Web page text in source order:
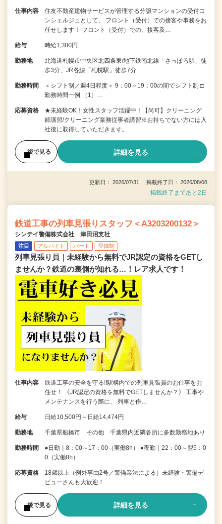
仕事内容
住友不動産建物サービスが管理する分譲マンションの受付コ
ンシェルジュとして、 フロント（受付）での接客や事務をお
任せします！ フロント（受付）での、接客及…
給与 時給1,300円
勤務地
北海道札幌市中央区北四条東/地下鉄南北線「さっぽろ駅」徒
歩3分、JR各線「札幌駅」徒歩7分
勤務時間
＜シフト制／週4日程度＞ 9：00～19：00の間でシフト制 □
勤務時間一例 （1）…
応募資格
★未経験OK！女性スタッフ活躍中！【尚可】クリーニング
師講習/クリーニング業務従事者講習※お持ちでない方には入
社後に取得していただきます。
後で見る 詳細を見る
更新日： 2026/07/31 掲載終了日： 2026/08/08
掲載終了まであと2日
鉄道工事の列車見張りスタッフ＜A3203200132＞
シンテイ警備株式会社 津田沼支社
注目 アルバイト パート 登録制
列車見張り員｜未経験から無料でJR認定の資格をGETし
ませんか？鉄道の裏側が知れる…！レア求人です！
仕事内容
鉄道工事の安全を守る!!駅構内での列車見張員のお仕事をお
任せ！ 《JR認定の資格を無料でGETしませんか？》 工事や
メンテナンスを行う際に、 列車と作…
給与 日給10,500円～日給14,474円
勤務地 千葉県船橋市 その他 千葉県内近隣各所に多数勤務地あり
勤務時間
●日勤｜8：00～17：00（実働8h） ●夜勤｜22：00～翌5：0
0（実働8h） …
応募資格
18歳以上（例外事由2号／警備業法による）未経験・警備デ
ビューさんも大歓迎！
後で見る 詳細を見る